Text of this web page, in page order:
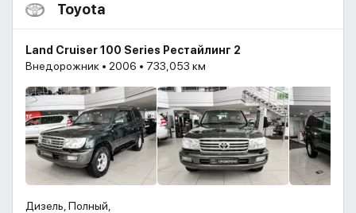
Toyota
Land Cruiser 100 Series Рестайлинг 2
Внедорожник • 2006 • 733,053 км
Дизель, Полный,